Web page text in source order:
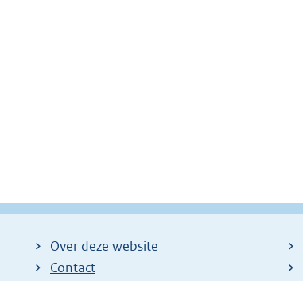
Over deze website
Contact